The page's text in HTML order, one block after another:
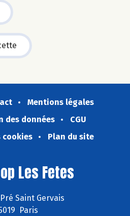
Mentions légales
des données
CGU
cookies
Plan du site
Les Fetes
Saint Gervais
Paris